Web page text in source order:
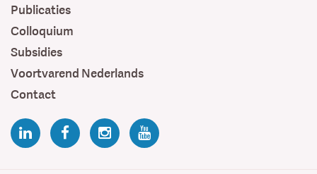
Publicaties
Colloquium
Subsidies
Voortvarend Nederlands
Contact